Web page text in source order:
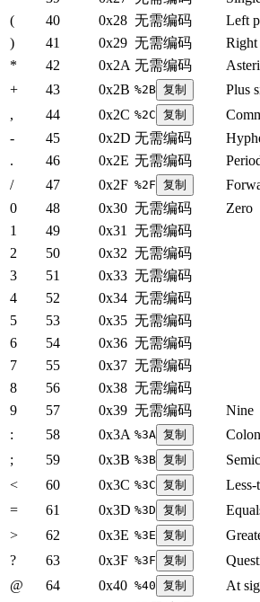
(
40 0x28 无需编码
Left
)
41 0x29 无需编码
Right
*
42 0x2A 无需编码
+
43 0x2B %2B 复制
Plus
,
44 0x2C %2C 复制
-
45 0x2D 无需编码
.
46 0x2E 无需编码
/
47 0x2F %2F 复制
0
48 0x30 无需编码
Zero
1
49 0x31
无需编码
2
50 0x32 无需编码
3
51 0x33 无需编码
4
52 0x34 无需编码
5
53 0x35 无需编码
6
54 0x36 无需编码
7
55 0x37 无需编码
8
56 0x38 无需编码
9
57 0x39 无需编码
Nine
:
58 0x3A %3A 复制
Colon
;
59 0x3B %3B 复制
<
60 0x3C %3C 复制
Less-
=
61 0x3D %3D 复制
>
62 0x3E %3E 复制
?
63 0x3F %3F 复制
@
64 0x40 %40 复制
At